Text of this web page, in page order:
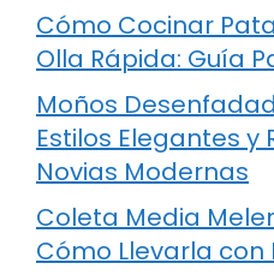
Cómo Cocinar
Olla Rápida: Guía
Moños
Estilos Elegantes
Novias Modernas
Coleta Media
Cómo Llevarla con